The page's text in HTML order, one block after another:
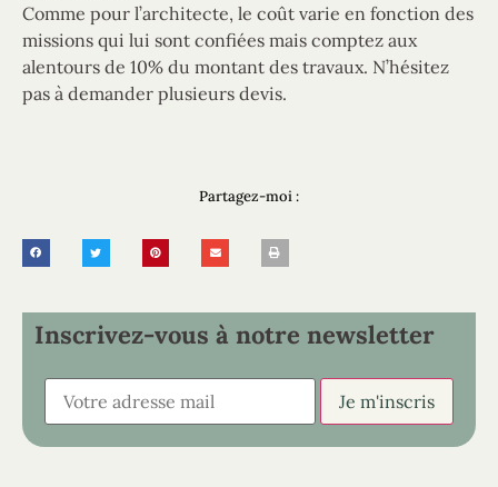
Comme pour l’architecte, le coût varie en fonction des
missions qui lui sont confiées mais comptez aux
alentours de 10% du montant des travaux. N’hésitez
pas à demander plusieurs devis.
Partagez-moi :
Inscrivez-vous à notre newsletter